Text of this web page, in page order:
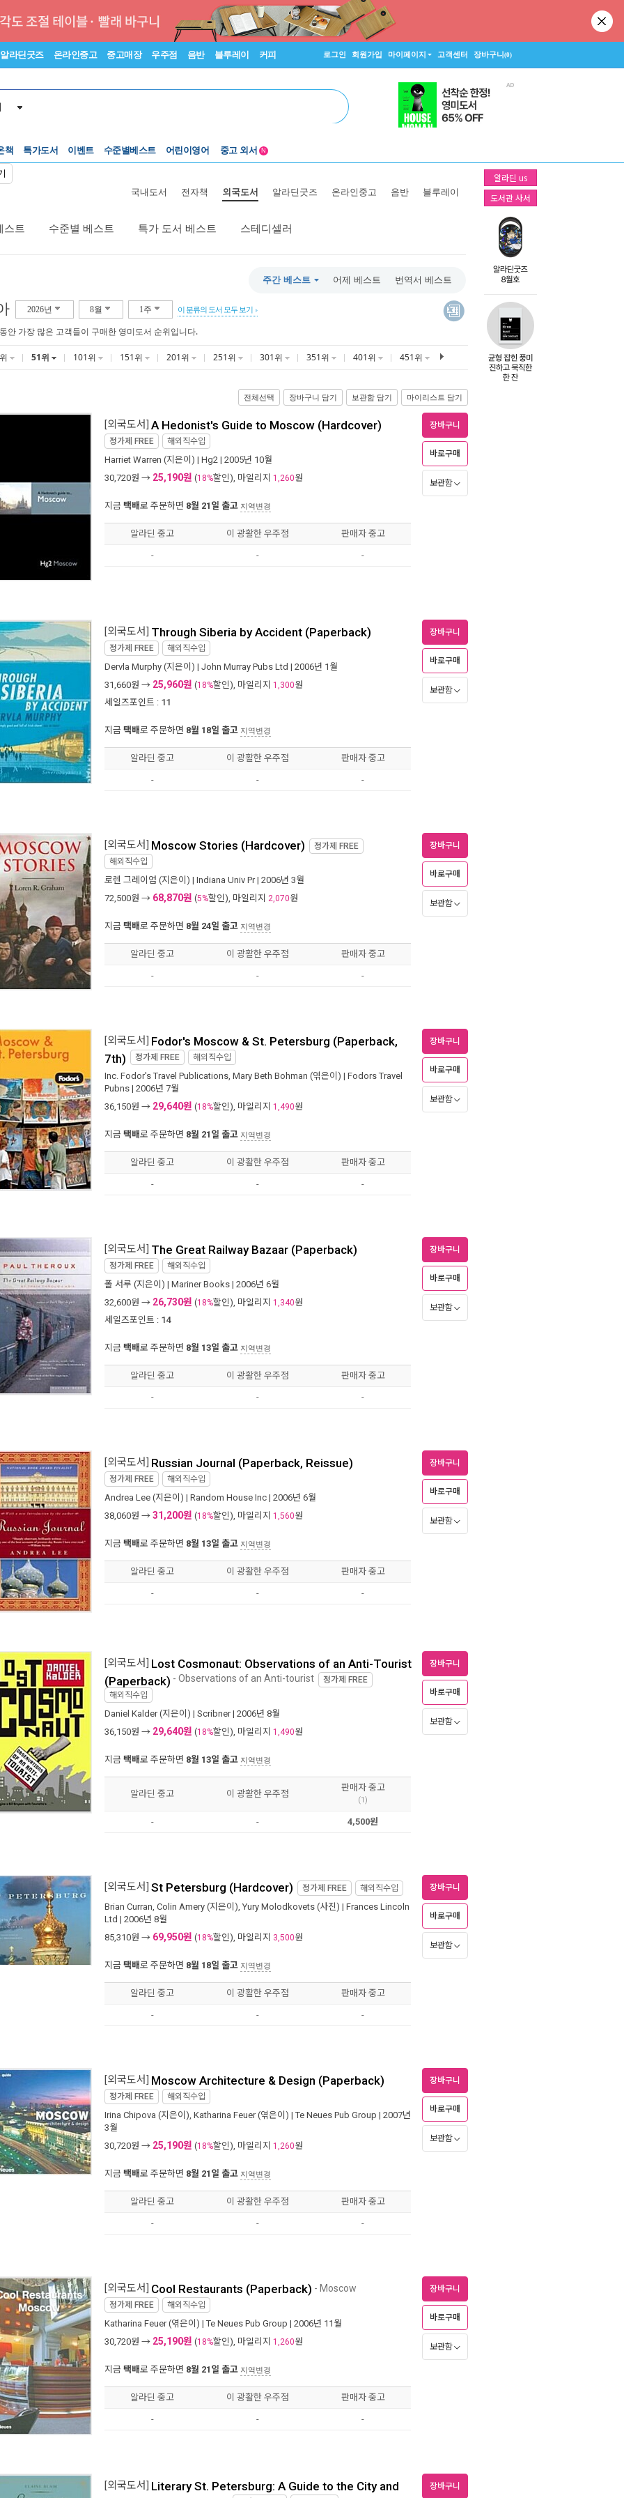
알라딘굿즈 온라인중고 중고매장 우주점 음반 블루레이 커피 로그인 회원가입 마이페이지 고객센터 장바구니(0)
책 특가도서 이벤트
수준별베스트
Lexile®
어린이영어
중고 외서
5백원부터
N
알라딘 us
도서관 사서
국내도서 전자책 외국도서 알라딘굿즈 온라인중고 음반 블루레이
스트 수준별 베스트 특가 도서 베스트 스테디셀러
주간 베스트 어제 베스트 번역서 베스트
2026년 8월 1주 이 분류의 도서 모두 보기
안 가장 많은 고객들이 구매한 영미도서 순위입니다.
51위 101위 151위 201위 251위 301위 351위 401위 451위
전체선택 장바구니 담기 보관함 담기 마이리스트 담기
[외국도서] A Hedonist's Guide to Moscow (Hardcover)
정가제 FREE 해외직수입
Harriet Warren (지은이) | Hg2 | 2005년 10월
30,720원 → 25,190원 (18%할인), 마일리지 1,260원
지금 택배로 주문하면 8월 21일 출고 지역변경
장바구니
바로구매
보관함
알라딘 중고 이 광활한 우주점 판매자 중고
- - -
[외국도서] Through Siberia by Accident (Paperback)
정가제 FREE 해외직수입
Dervla Murphy (지은이) | John Murray Pubs Ltd | 2006년 1월
31,660원 → 25,960원 (18%할인), 마일리지 1,300원
세일즈포인트 : 11
지금 택배로 주문하면 8월 18일 출고 지역변경
장바구니
바로구매
보관함
알라딘 중고 이 광활한 우주점 판매자 중고
- - -
[외국도서] Moscow Stories (Hardcover) 정가제 FREE
해외직수입
로렌 그레이엄 (지은이) | Indiana Univ Pr| 2006년 3월
72,500원 → 68,870원 (5%할인), 마일리지 2,070원
지금 택배로 주문하면 8월 24일 출고 지역변경
장바구니
바로구매
보관함
알라딘 중고 이 광활한 우주점 판매자 중고
- - -
[외국도서] Fodor's Moscow & St. Petersburg (Paperback,
7th) 정가제 FREE 해외직수입
Inc. Fodor's Travel Publications, Mary Beth Bohman (엮은이) | Fodors Travel
Pubns | 2006년 7월
36,150원 → 29,640원 (18%할인), 마일리지 1,490원
지금 택배로 주문하면 8월 21일 출고 지역변경
장바구니
바로구매
보관함
알라딘 중고 이 광활한 우주점 판매자 중고
- - -
[외국도서] The Great Railway Bazaar (Paperback)
정가제 FREE 해외직수입
폴 서루 (지은이) | Mariner Books | 2006년 6월
32,600원 → 26,730원 (18%할인), 마일리지 1,340원
세일즈포인트 : 14
지금 택배로 주문하면 8월 13일 출고 지역변경
장바구니
바로구매
보관함
알라딘 중고 이 광활한 우주점 판매자 중고
- - -
[외국도서] Russian Journal (Paperback, Reissue)
정가제 FREE 해외직수입
Andrea Lee (지은이) | Random House Inc | 2006년 6월
38,060원 → 31,200원 (18%할인), 마일리지 1,560원
지금 택배로 주문하면 8월 13일 출고 지역변경
장바구니
바로구매
보관함
알라딘 중고 이 광활한 우주점 판매자 중고
- - -
[외국도서] Lost Cosmonaut: Observations of an Anti-Tourist
(Paperback) - Observations of an Anti-tourist 정가제
FREE
해외직수입
Daniel Kalder(지은이) | Scribner| 2006년 8월
36,150원 → 29,640원 (18%할인), 마일리지 1,490원
지금 택배로 주문하면 8월 13일 출고 지역변경
장바구니
바로구매
보관함
알라딘 중고 이 광활한 우주점
판매자 중고
(1)
- - 4,500원
[외국도서] St Petersburg (Hardcover) 정가제 FREE 해외직수입
Brian Curran, Colin Amery (지은이), Yury Molodkovets (사진) | Frances Lincoln
Ltd | 2006년 8월
85,310원 → 69,950원 (18%할인), 마일리지 3,500원
지금 택배로 주문하면 8월 18일 출고 지역변경
장바구니
바로구매
보관함
알라딘 중고 이 광활한 우주점 판매자 중고
- - -
[외국도서] Moscow Architecture & Design (Paperback)
정가제 FREE 해외직수입
Irina Chipova (지은이), Katharina Feuer(엮은이) |Te Neues Pub Group | 2007년
3월
30,720원 → 25,190원 (18%할인), 마일리지 1,260원
지금 택배로 주문하면 8월 21일 출고 지역변경
장바구니
바로구매
보관함
알라딘 중고 이 광활한 우주점 판매자 중고
- - -
[외국도서] Cool Restaurants (Paperback) - Moscow
정가제 FREE 해외직수입
Katharina Feuer(엮은이) |Te Neues Pub Group | 2006년 11월
30,720원 → 25,190원 (18%할인), 마일리지 1,260원
지금 택배로 주문하면 8월 21일 출고 지역변경
장바구니
바로구매
보관함
알라딘 중고 이 광활한 우주점 판매자 중고
- - -
[외국도서] Literary St. Petersburg: A Guide to the City and 장바구니